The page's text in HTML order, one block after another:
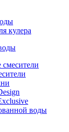
кулера
воды